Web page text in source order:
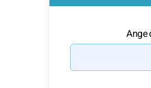
Ange